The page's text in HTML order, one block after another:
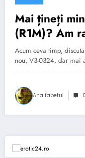
Mai țineți
(R1M)? Am
momentul
Chinezească
Acum ceva timp,
nou, V3-0324, dar mai
Analfabetul